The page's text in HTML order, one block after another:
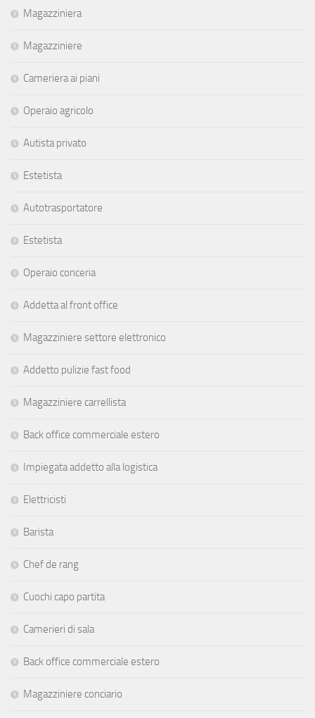
Magazziniera
Magazziniere
Cameriera ai piani
Operaio agricolo
Autista privato
Estetista
Autotrasportatore
Estetista
Operaio conceria
Addetta al front office
Magazziniere settore elettronico
Addetto pulizie fast food
Magazziniere carrellista
Back office commerciale estero
Impiegata addetto alla logistica
Elettricisti
Barista
Chef de rang
Cuochi capo partita
Camerieri di sala
Back office commerciale estero
Magazziniere conciario